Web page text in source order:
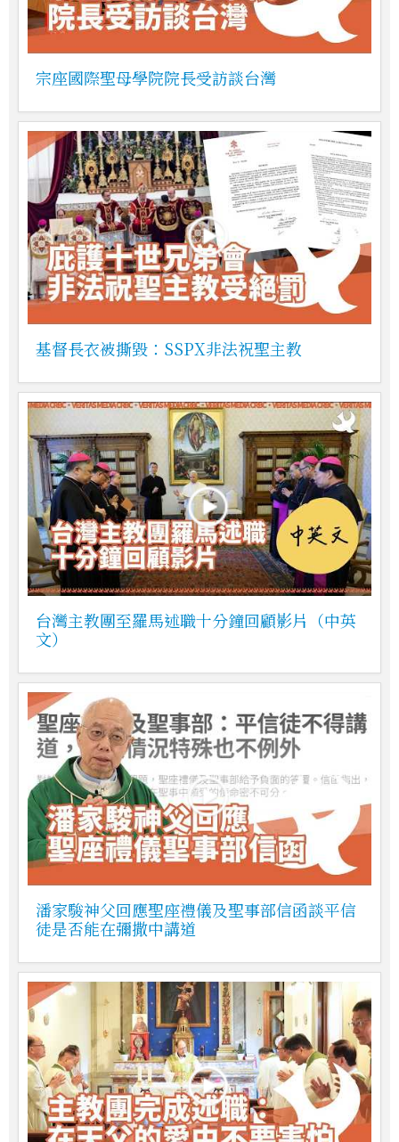
宗座國際聖母學院院長受訪談台灣
基督長衣被撕毀：SSPX非法祝聖主教
台灣主教團至羅馬述職十分鐘回顧影片（中英
文）
潘家駿神父回應聖座禮儀及聖事部信函談平信
徒是否能在彌撒中講道